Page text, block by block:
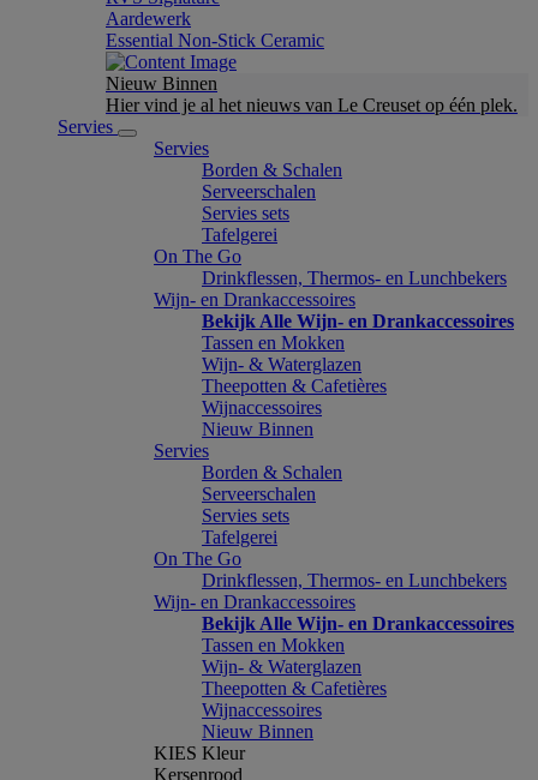
Aardewerk
Essential Non-Stick Ceramic
Nieuw Binnen
Hier vind je al het nieuws van Le Creuset op één plek.
Servies
Servies
Borden & Schalen
Serveerschalen
Servies sets
Tafelgerei
On The Go
Drinkflessen, Thermos- en Lunchbekers
Wijn- en Drankaccessoires
Bekijk Alle Wijn- en Drankaccessoires
Tassen en Mokken
Wijn- & Waterglazen
Theepotten & Cafetières
Wijnaccessoires
Nieuw Binnen
Servies
Borden & Schalen
Serveerschalen
Servies sets
Tafelgerei
On The Go
Drinkflessen, Thermos- en Lunchbekers
Wijn- en Drankaccessoires
Bekijk Alle Wijn- en Drankaccessoires
Tassen en Mokken
Wijn- & Waterglazen
Theepotten & Cafetières
Wijnaccessoires
Nieuw Binnen
KIES Kleur
Kersenrood